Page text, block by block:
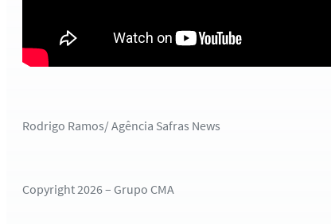
Rodrigo Ramos/ Agência Safras News
Copyright 2026 – Grupo CMA